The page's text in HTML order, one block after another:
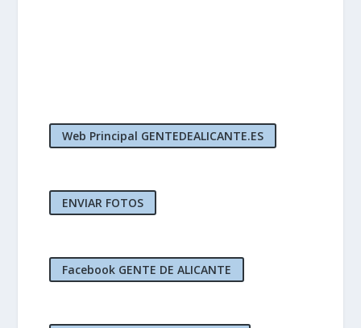
Web Principal GENTEDEALICANTE.ES
ENVIAR FOTOS
Facebook GENTE DE ALICANTE